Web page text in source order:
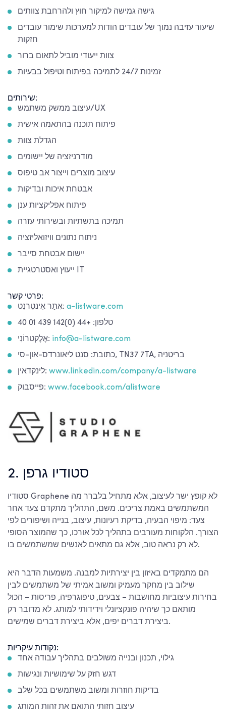
גישה גמישה למיקור חוץ ולהרחבת צוותים
שיעור עזיבה נמוך של עובדים הודות למערכות שימור עובדים
חזקות
צוות ייעודי מוביל לתאום ברור
זמינות 24/7 לתמיכה בפיתוח וטיפול בבעיות
שירותים:
עיצוב ממשק משתמש/UX
פיתוח תוכנה בהתאמה אישית
הגדלת צוות
מודרניזציה של יישומים
עיצוב מוצרים וייצור אב טיפוס
אבטחת איכות ובדיקות
פיתוח אפליקציות ענן
תמיכה בתשתיות ובשירותי עזרה
ניתוח נתונים וויזואליזציה
יישום אבטחת סייבר
פרטי קשר:
אֲתַר אִינטֶרנֶט: a-listware.com
טלפון: +44 (0)142 439 01 40
אֶלֶקטרוֹנִי: info@a-listware.com
כתובת: סנט ליאונרדס-און-סי, TN37 7TA, בריטניה
לינקדאין: www.linkedin.com/company/a-listware
פייסבוק: www.facebook.com/alistware
2. סטודיו גרפן
סטודיו Graphene לא קופץ ישר לעיצוב, אלא מתחיל בלברר מה
המשתמשים באמת צריכים. משם, התהליך מתקדם צעד אחר
צעד: מיפוי הבעיה, בדיקת רעיונות, עיצוב, בנייה ושיפורים לפי
הצורך. הלקוחות מעורבים בתהליך לכל אורכו, כך שהמוצר הסופי
לא רק נראה טוב, אלא גם מתאים לאנשים שמשתמשים בו.
הם מתמקדים באיזון בין יצירתיות למבנה. משמעות הדבר היא
שילוב בין מחקר מעמיק ומשוב אמיתי של משתמשים לבין
בחירות עיצוביות מחושבות – צבעים, טיפוגרפיה, פריסות – הכול
מותאם כך שיהיה פונקציונלי וידידותי למותג. לא מדובר רק
ביצירת דברים יפים, אלא ביצירת דברים שמישים.
נקודות עיקריות:
גילוי, תכנון ובנייה משולבים בתהליך עבודה אחד
דגש חזק על שימושיות ונגישות
בדיקות חוזרות ומשוב משתמשים בכל שלב
עיצוב חזותי התואם את זהות המותג